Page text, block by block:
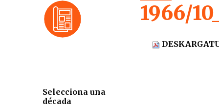
Selecciona una
década
1966/